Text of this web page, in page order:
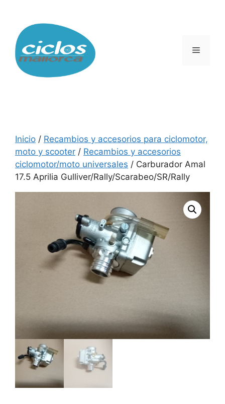
contenido
Menú
Inicio / Recambios y accesorios para ciclomotor,
moto y scooter / Recambios y accesorios
ciclomotor/moto universales / Carburador Amal
17.5 Aprilia Gulliver/Rally/Scarabeo/SR/Rally